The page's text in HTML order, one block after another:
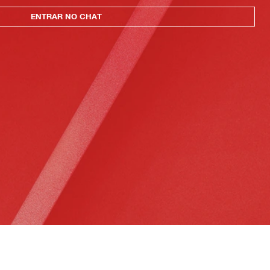
ENTRAR NO CHAT